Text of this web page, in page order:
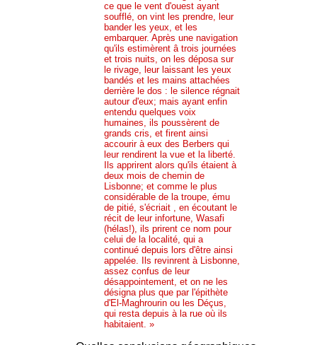
ce que le vent d'ouest ayant
soufflé, on vint les prendre, leur
bander les yeux, et les
embarquer. Après une navigation
qu'ils estimèrent â trois journées
et trois nuits, on les déposa sur
le rivage, leur laissant les yeux
bandés et les mains attachées
derrière le dos : le silence régnait
autour d'eux; mais ayant enfin
entendu quelques voix
humaines, ils poussèrent de
grands cris, et firent ainsi
accourir à eux des Berbers qui
leur rendirent la vue et la liberté.
Ils apprirent alors qu'ils étaient à
deux mois de chemin de
Lisbonne; et comme le plus
considérable de la troupe, ému
de pitié, s'écriait , en écoutant le
récit de leur infortune, Wasafi
(hélas!), ils prirent ce nom pour
celui de la localité, qui a
continué depuis lors d'être ainsi
appelée. Ils revinrent à Lisbonne,
assez confus de leur
désappointement, et on ne les
désigna plus que par l'épithète
d'El-Maghrourin ou les Déçus,
qui resta depuis à la rue où ils
habitaient. »